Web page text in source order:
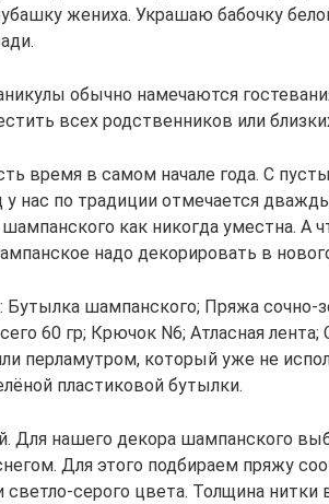
жениха. Украшаю бабочку
обычно намечаются
всех родственников или
время в самом начале года. С
у нас по традиции отмечается
как никогда уместна. А
надо декорировать в
шампанского; Пряжа сочно-
60 гр; Крючок N6; Атласная
перламутром, который уже не
пластиковой бутылки.
Для нашего декора шампанского
Для этого подбираем пряжу
светло-серого цвета. Толщина